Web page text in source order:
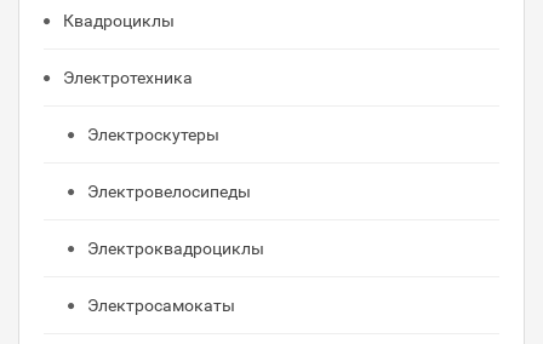
Квадроциклы
Электротехника
Электроскутеры
Электровелосипеды
Электроквадроциклы
Электросамокаты